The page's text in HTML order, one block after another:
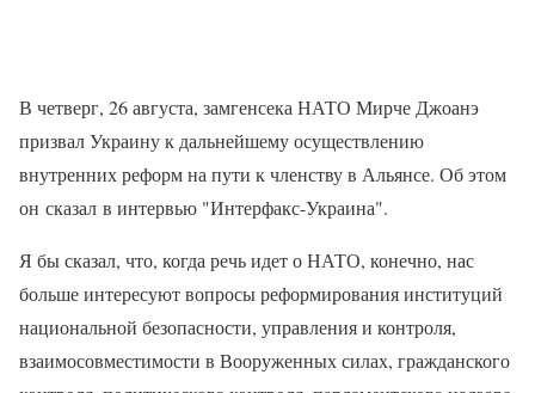
В четверг, 26 августа, замгенсека НАТО Мирче Джоанэ
призвал Украину к дальнейшему осуществлению
внутренних реформ на пути к членству в Альянсе. Об этом
он сказал в интервью "Интерфакс-Украина".
Я бы сказал, что, когда речь идет о НАТО, конечно, нас
больше интересуют вопросы реформирования институций
национальной безопасности, управления и контроля,
взаимосовместимости в Вооруженных силах, гражданского